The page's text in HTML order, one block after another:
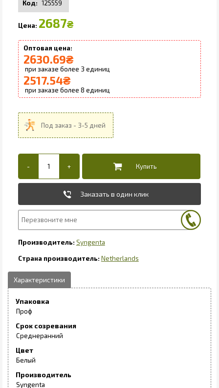
125559
2687₴
2630.69₴
3
2517.54₴
8
Заказать в один клик
Syngenta
Netherlands
Упаковка
Проф
Срок созревания
Среднеранний
Цвет
Белый
Производитель
Syngenta